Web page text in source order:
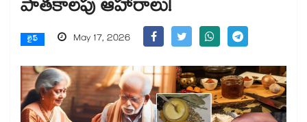
పాతకాలపు ఆహారాలు!
లైఫ్ May 17, 2026